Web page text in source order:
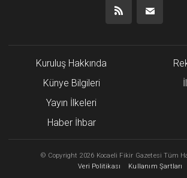
Kuruluş Hakkında
Künye Bilgileri
Yayın İlkeleri
Haber İhbar
© Copyright 2026 Kocaeli Fikir Gazetesi Tüm
Veri Politikası
Kullanım Şartları